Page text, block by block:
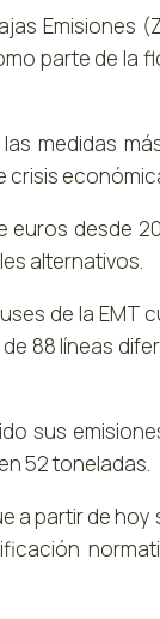
Emisiones
parte de la
medidas
crisis
euros desde
alternativos.
de la EMT
88 líneas
sus
52 toneladas.
a partir de hoy